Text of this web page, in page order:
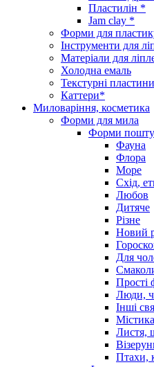
Пластилін *
Jam clay *
Форми для
Інструменти для
Матеріали для
Холодна емаль
Текстурні
Каттери*
Миловаріння, косметика
Форми для мила
Форми
Фауна
Флора
Море
Схід,
Любов
Дитяче
Різне
Новий
Для
Прості
Люди,
Інші
Листя,
Птахи,